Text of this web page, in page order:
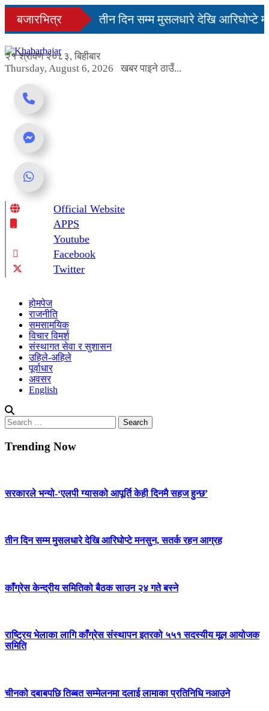
Skip
content
बजारभित्र
सहज हुन्छ’
तीन दिन सम्म मुसलधारे देखि आरिघोप्टे
२१ श्रावण २०८३, बिहीबार
Thursday, August 6, 2026
खबर पाइने ठाउँ...
Online News Portal
Official Website
APPS
Youtube
Facebook
Twitter
होमपेज
राजनीति
समसामयिक
विचार विमर्श
संस्थागत सेवा र सुशासन
उहिले-अहिले
पूर्वाधार
अवसर
English
Search
for:
Trending Now
सरकारले भन्यो-‘एलपी ग्यासको आपूर्ति केही दिनमै सहज हुन्छ’
तीन दिन सम्म मुसलधारे देखि आरिघोप्टे मनसुन, सतर्क रहन आग्रह
काँग्रेस केन्द्रीय समितिको बैठक साउन २४ गते बस्ने
राष्ट्रिय भेलाका लागि काँग्रेस संस्थापन इतरको ५५१ सदस्यीय मूल आयोजक
समिति
चीनको दबाबपछि तिब्बत सम्मेलनमा दलाई लामाका प्रतिनिधि नआउने